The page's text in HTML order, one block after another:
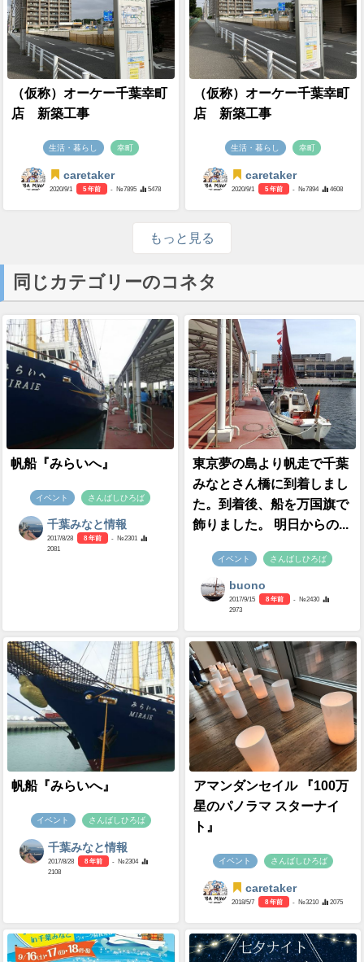
（仮称）オーケー千葉幸町
店 新築工事
生活・暮らし 幸町
caretaker
2020/9/1 5 年前 - №7895 5478
（仮称）オーケー千葉幸町
店 新築工事
生活・暮らし 幸町
caretaker
2020/9/1 5 年前 - №7894 4608
もっと見る
同じカテゴリーのコネタ
帆船『みらいへ』
イベント さんばしひろば
千葉みなと情報
2017/8/28 8 年前
- №2301
2081
東京夢の島より帆走で千葉
みなとさん橋に到着しまし
た。到着後、船を万国旗で
飾りました。 明日からの...
イベント さんばしひろば
buono
2017/9/15 8 年前
- №2430
2973
帆船『みらいへ』
イベント さんばしひろば
千葉みなと情報
2017/8/28 8 年前
- №2304
2108
アマンダンセイル 『100万
星のパノラマ スターナイ
ト』
イベント さんばしひろば
caretaker
2018/5/7 8 年前 - №3210 2075